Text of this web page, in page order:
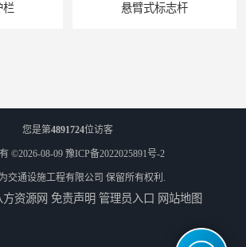
栏 悬臂式标志杆
您是第4891724位访客
©2026-08-09 豫ICP备2022025891号-2
交通设施工程有限公司 保留所有权利.
方资源网 免责声明 管理员入口 网站地图